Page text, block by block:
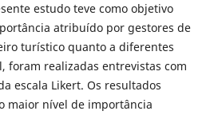
estudo teve como objetivo
atribuído por gestores de
turístico quanto a diferentes
foram realizadas entrevistas com
escala Likert. Os resultados
maior nível de importância